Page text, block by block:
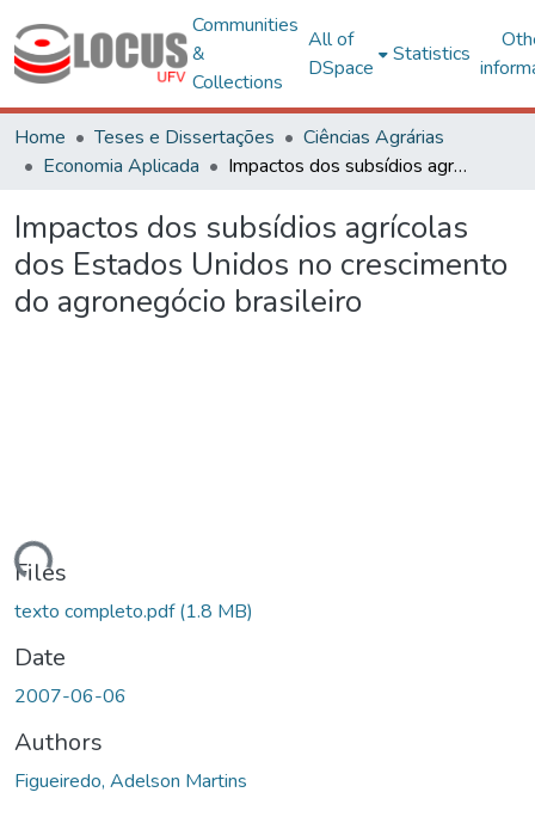
Communities
&
Collections
All of
DSpace
Statistics
Home Teses e Dissertações
Ciências Agrárias
Economia Aplicada
Impactos dos subsídios agrícolas dos Estados Unidos no crescimento do agronegócio brasileiro
Impactos dos subsídios agrícolas
dos Estados Unidos no crescimento
do agronegócio brasileiro
Files
texto completo.pdf(1.8 MB)
Date
2007-06-06
Authors
Figueiredo, Adelson Martins